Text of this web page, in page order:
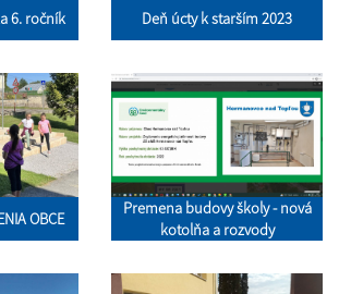
Hermanovská 10-ka 6. ročník Deň úcty k starším 2023
OBCE
Premena budovy školy - nová
kotolňa a rozvody